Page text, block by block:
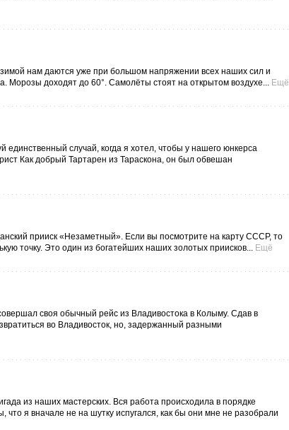
нам даются уже при большом напряжении всех наших сил и
Морозы доходят до 60°. Самолёты стоят на открытом воздухе... Ещё
случай, когда я хотел, чтобы у нашего юнкерса
Как добрый Тартарен из Тараскона, он был обвешан
прииск «Незаметный». Если вы посмотрите на карту СССР, то
точку. Это один из богатейших наших золотых приисков... Ещё
своя обычный рейс из Владивостока в Колыму. Сдав в
во Владивосток, но, задержанный разными
из наших мастерских. Вся работа происходила в порядке
я вначале не на шутку испугался, как бы они мне не разобрали